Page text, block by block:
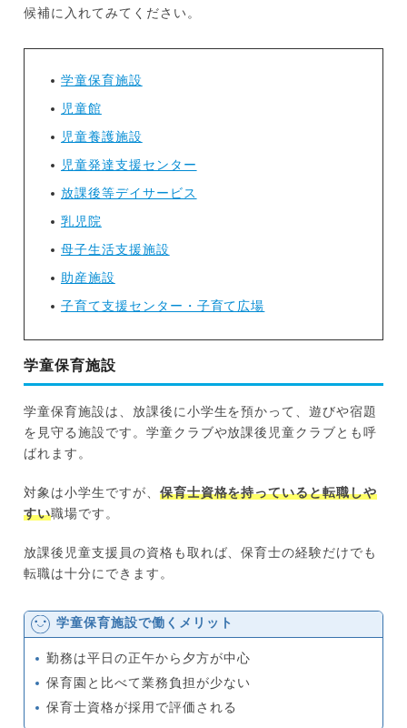
候補に入れてみてください。
学童保育施設
児童館
児童養護施設
児童発達支援センター
放課後等デイサービス
乳児院
母子生活支援施設
助産施設
子育て支援センター・子育て広場
学童保育施設
学童保育施設は、放課後に小学生を預かって、遊びや宿題
を見守る施設です。学童クラブや放課後児童クラブとも呼
ばれます。
対象は小学生ですが、 保育士資格を持っていると転職しや
すい職場です。
放課後児童支援員の資格も取れば、保育士の経験だけでも
転職は十分にできます。
学童保育施設で働くメリット
勤務は平日の正午から夕方が中心
保育園と比べて業務負担が少ない
保育士資格が採用で評価される